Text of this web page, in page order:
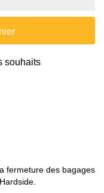
souhaits
fermeture des bagages